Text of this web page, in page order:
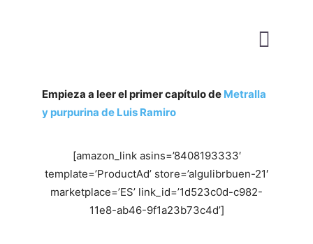
Empieza a leer el primer capítulo de Metralla
y purpurina de Luis Ramiro
[amazon_link asins=’8408193333′
template=’ProductAd’ store=’algulibrbuen-21′
marketplace=’ES’ link_id=’1d523c0d-c982-
11e8-ab46-9f1a23b73c4d’]